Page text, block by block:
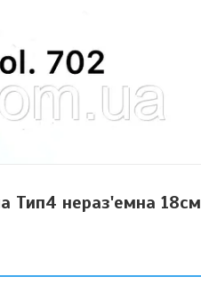
Тип4 нераз'емна 18см